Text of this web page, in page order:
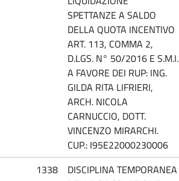
SPETTANZE A SALDO
DELLA QUOTA INCENTIVO
ART. 113, COMMA 2,
D.LGS. N° 50/2016 E S.M.I.
A FAVORE DEI RUP: ING.
GILDA RITA LIFRIERI,
ARCH. NICOLA
CARNUCCIO, DOTT.
VINCENZO MIRARCHI.
CUP.: I95E22000230006
1338
DISCIPLINA TEMPORANEA